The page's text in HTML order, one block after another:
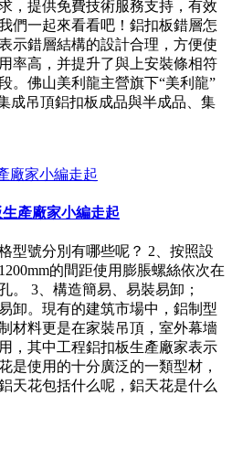
，提供免費技術服務支持，有效
們一起來看看吧！鋁扣板錯層怎
示錯層結構的設計合理，方便使
率高，并提升了與上安裝條相符
。佛山美利龍主營旗下“美利龍”
成吊頂鋁扣板成品與半成品、集
產廠家小編走起
型號分別有哪些呢？ 2、按照設
的間距使用膨脹螺絲依次在
。 3、構造簡易、易裝易卸；
卸。現有的建筑市場中，鋁制型
材料更是在家裝吊頂，室外幕墻
，其中工程鋁扣板生產廠家表示
是使用的十分廣泛的一類型材，
天花包括什么呢，鋁天花是什么